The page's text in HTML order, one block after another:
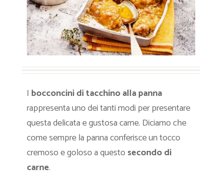
I bocconcini di tacchino alla panna
rappresenta uno dei tanti modi per presentare
questa delicata e gustosa carne. Diciamo che
come sempre la panna conferisce un tocco
cremoso e goloso a questo secondo di
carne.